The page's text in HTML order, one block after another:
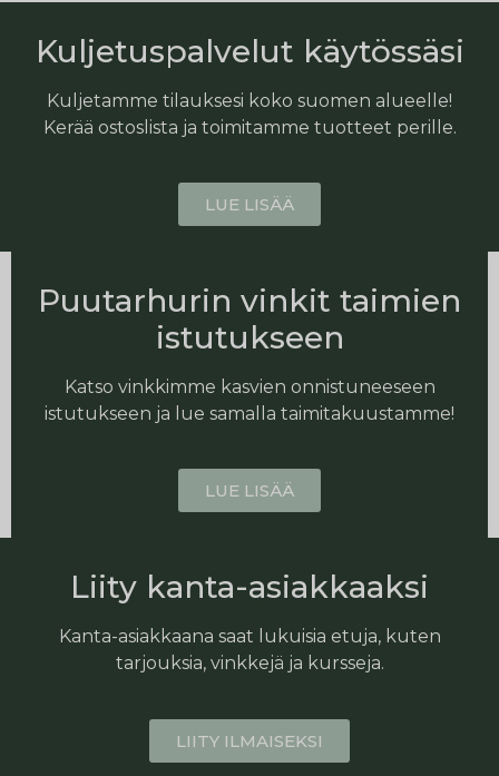
Kuljetuspalvelut käytössäsi
Kuljetamme tilauksesi koko suomen alueelle!
Kerää ostoslista ja toimitamme tuotteet perille.
LUE LISÄÄ
Puutarhurin vinkit taimien
istutukseen
Katso vinkkimme kasvien onnistuneeseen
istutukseen ja lue samalla taimitakuustamme!
LUE LISÄÄ
Liity kanta-asiakkaaksi
Kanta-asiakkaana saat lukuisia etuja, kuten
tarjouksia, vinkkejä ja kursseja.
LIITY ILMAISEKSI